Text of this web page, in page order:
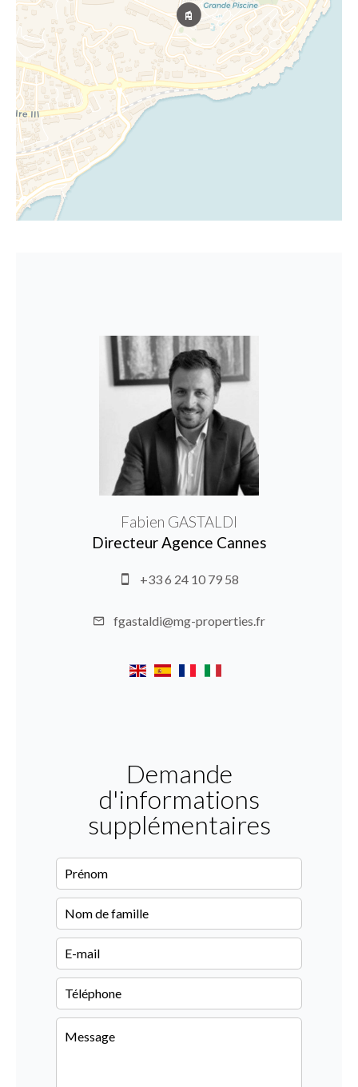
Fabien GASTALDI
Directeur Agence Cannes
+33 6 24 10 79 58
fgastaldi@mg-properties.fr
Demande
d'informations
supplémentaires